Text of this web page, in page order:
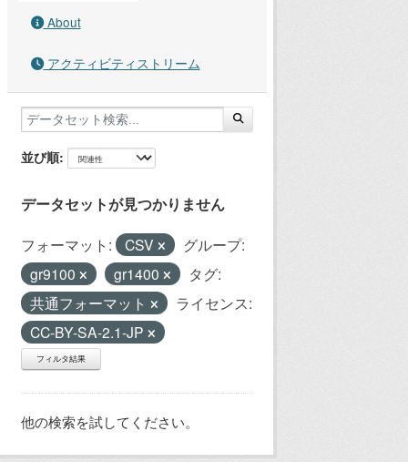
About
アクティビティストリーム
並び順
データセットが見つかりません
フォーマット: CSV
グループ:
gr9100
gr1400
タグ:
共通フォーマット
ライセンス:
CC-BY-SA-2.1-JP
フィルタ結果
他の検索を試してください。